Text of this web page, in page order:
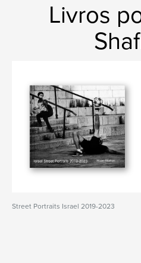
Livros
Street Portraits Israel 2019-2023